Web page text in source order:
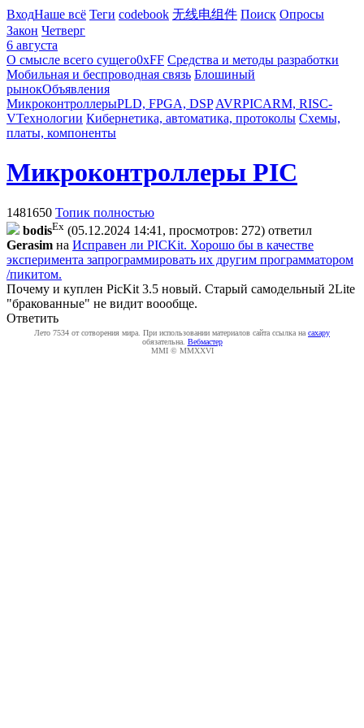
ВходНаше всё Теги codebook 无线电组件 Поиск Опросы
Закон Четверг
6 августа
О смысле всего сущего0xFF Средства и методы разработки
Мобильная и беспроводная связь Блошиный
рынокОбъявления
МикроконтроллерыPLD, FPGA, DSP AVRPICARM, RISC-
VТехнологии Кибернетика, автоматика, протоколы Схемы,
платы, компоненты
Микроконтроллеры PIC
1481650 Топик полностью
bodisEx (05.12.2024 14:41, просмотров: 272) ответил
Gerasim на Исправен ли PICKit. Хорошо бы в качестве
эксперимента запрограммировать их другим программатором
/пикитом.
Почему и куплен PicKit 3.5 новый. Старый самодельный 2Lite
"бракованные" не видит воообще.
Ответить
Лето 7534 от сотворения мира. При использовании материалов сайта ссылка на caxapу
обязательна. Вебмастер
MMI © MMXXVI